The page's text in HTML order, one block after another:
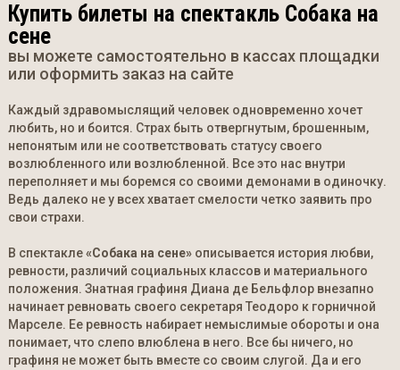
Купить билеты на спектакль Собака на
сене
вы можете самостоятельно в кассах площадки
или оформить заказ на сайте
Каждый здравомыслящий человек одновременно хочет
любить, но и боится. Страх быть отвергнутым, брошенным,
непонятым или не соответствовать статусу своего
возлюбленного или возлюбленной. Все это нас внутри
переполняет и мы боремся со своими демонами в одиночку.
Ведь далеко не у всех хватает смелости четко заявить про
свои страхи.
В спектакле«Собака на сене»описывается история любви,
ревности, различий социальных классов и материального
положения. Знатная графиня Диана де Бельфлор внезапно
начинает ревновать своего секретаря Теодоро к горничной
Марселе. Ее ревность набирает немыслимые обороты и она
понимает, что слепо влюблена в него. Все бы ничего, но
графиня не может быть вместе со своим слугой. Да и его